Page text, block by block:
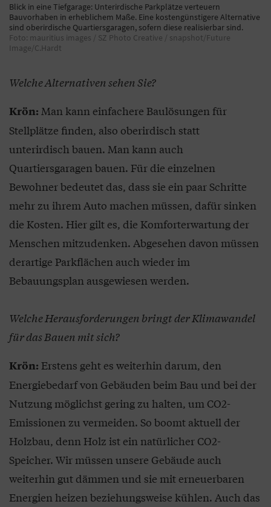
Blick in eine Tiefgarage: Unterirdische Parkplätze verteuern
Bauvorhaben in erheblichem Maße. Eine kostengünstigere Alternative
sind oberirdische Quartiersgaragen, sofern diese realisierbar sind.
Foto: mauritius images / SZ Photo Creative / snapshot/Future
Image/C.Hardt
Welche Alternativen sehen Sie?
Krön: Man kann einfachere Baulösungen für
Stellplätze finden, also oberirdisch statt
unterirdisch bauen. Man kann auch
Quartiersgaragen bauen. Für die einzelnen
Bewohner bedeutet das, dass sie ein paar Schritte
mehr zu ihrem Auto machen müssen, dafür sinken
die Kosten. Hier gilt es, die Komforterwartung der
Menschen mitzudenken. Abgesehen davon müssen
derartige Parkflächen auch wieder im
Bebauungsplan ausgewiesen werden.
Welche Herausforderungen bringt der Klimawandel
für das Bauen mit sich?
Krön: Erstens geht es weiterhin darum, den
Energiebedarf von Gebäuden beim Bau und bei der
Nutzung möglichst gering zu halten, um CO2-
Emissionen zu vermeiden. So boomt aktuell der
Holzbau, denn Holz ist ein natürlicher CO2-
Speicher. Wir müssen unsere Gebäude auch
weiterhin gut dämmen und sie mit erneuerbaren
Energien heizen beziehungsweise kühlen. Auch das